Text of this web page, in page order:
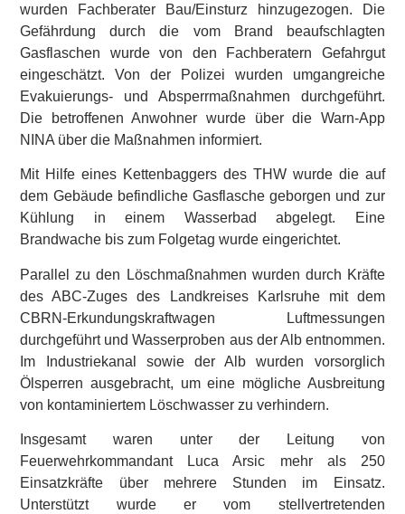
wurden Fachberater Bau/Einsturz hinzugezogen. Die
Gefährdung durch die vom Brand beaufschlagten
Gasflaschen wurde von den Fachberatern Gefahrgut
eingeschätzt. Von der Polizei wurden umgangreiche
Evakuierungs- und Absperrmaßnahmen durchgeführt.
Die betroffenen Anwohner wurde über die Warn-App
NINA über die Maßnahmen informiert.
Mit Hilfe eines Kettenbaggers des THW wurde die auf
dem Gebäude befindliche Gasflasche geborgen und zur
Kühlung in einem Wasserbad abgelegt. Eine
Brandwache bis zum Folgetag wurde eingerichtet.
Parallel zu den Löschmaßnahmen wurden durch Kräfte
des ABC-Zuges des Landkreises Karlsruhe mit dem
CBRN-Erkundungskraftwagen Luftmessungen
durchgeführt und Wasserproben aus der Alb entnommen.
Im Industriekanal sowie der Alb wurden vorsorglich
Ölsperren ausgebracht, um eine mögliche Ausbreitung
von kontaminiertem Löschwasser zu verhindern.
Insgesamt waren unter der Leitung von
Feuerwehrkommandant Luca Arsic mehr als 250
Einsatzkräfte über mehrere Stunden im Einsatz.
Unterstützt wurde er vom stellvertretenden